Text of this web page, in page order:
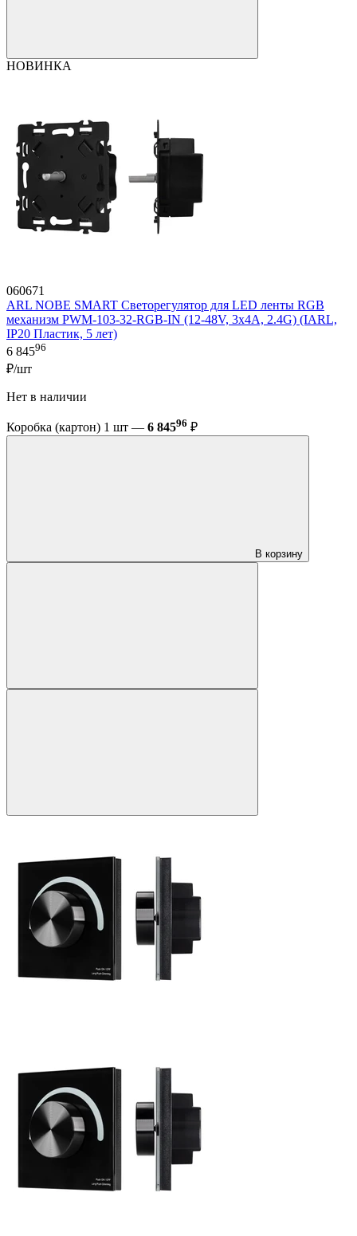
НОВИНКА
060671
ARL NOBE SMART Светорегулятор для LED ленты RGB
механизм PWM-103-32-RGB-IN (12-48V, 3x4A, 2.4G) (IARL,
IP20 Пластик, 5 лет)
6 84596
₽/шт
Нет в наличии
Коробка (картон) 1 шт — 6 84596 ₽
В корзину